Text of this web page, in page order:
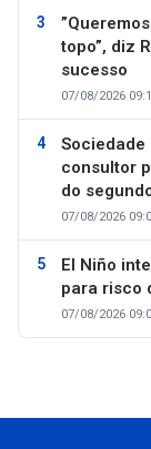
topo”, diz
sucesso
07/08/2026
Sociedade
consultor
do
07/08/2026
El Niño
para risco
07/08/2026